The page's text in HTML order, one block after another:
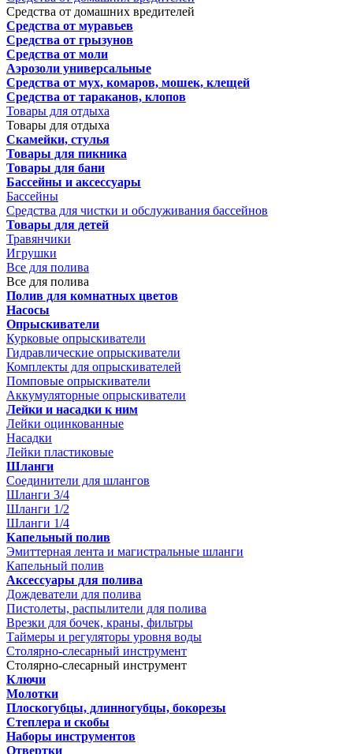
Средства от домашних вредителей
Средства от муравьев
Средства от грызунов
Средства от моли
Аэрозоли универсальные
Средства от мух, комаров, мошек, клещей
Средства от тараканов, клопов
Товары для отдыха
Товары для отдыха
Скамейки, стулья
Товары для пикника
Товары для бани
Бассейны и аксессуары
Бассейны
Средства для чистки и обслуживания бассейнов
Товары для детей
Травянчики
Игрушки
Все для полива
Все для полива
Полив для комнатных цветов
Насосы
Опрыскиватели
Курковые опрыскиватели
Гидравлические опрыскиватели
Комплекты для опрыскивателей
Помповые опрыскиватели
Аккумуляторные опрыскиватели
Лейки и насадки к ним
Лейки оцинкованные
Насадки
Лейки пластиковые
Шланги
Соединители для шлангов
Шланги 3/4
Шланги 1/2
Шланги 1/4
Капельный полив
Эмиттерная лента и магистральные шланги
Капельный полив
Аксессуары для полива
Дождеватели для полива
Пистолеты, распылители для полива
Врезки для бочек, краны, фильтры
Таймеры и регуляторы уровня воды
Столярно-слесарный инструмент
Столярно-слесарный инструмент
Ключи
Молотки
Плоскогубцы, длинногубцы, бокорезы
Степлера и скобы
Наборы инструментов
Отвертки